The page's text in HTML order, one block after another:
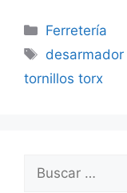
Categorías
Ferretería
Etiquetas
desarmador
tornillos torx